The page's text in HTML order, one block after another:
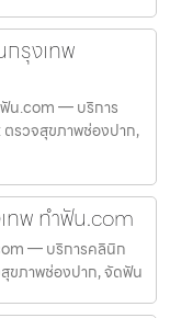
รุงเทพ
น.com — บริการ
รวจสุขภาพช่องปาก,
พ ทำฟัน.com
— บริการคลินิก
ขภาพช่องปาก, จัดฟัน